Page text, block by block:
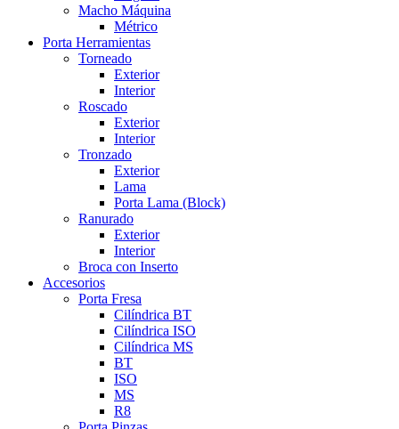
Macho Máquina
Métrico
Porta Herramientas
Torneado
Exterior
Interior
Roscado
Exterior
Interior
Tronzado
Exterior
Lama
Porta Lama (Block)
Ranurado
Exterior
Interior
Broca con Inserto
Accesorios
Porta Fresa
Cilíndrica BT
Cilíndrica ISO
Cilíndrica MS
BT
ISO
MS
R8